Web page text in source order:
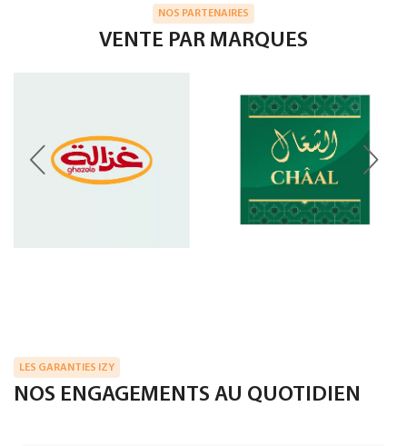
NOS PARTENAIRES
VENTE PAR MARQUES
LES GARANTIES IZY
NOS ENGAGEMENTS AU QUOTIDIEN